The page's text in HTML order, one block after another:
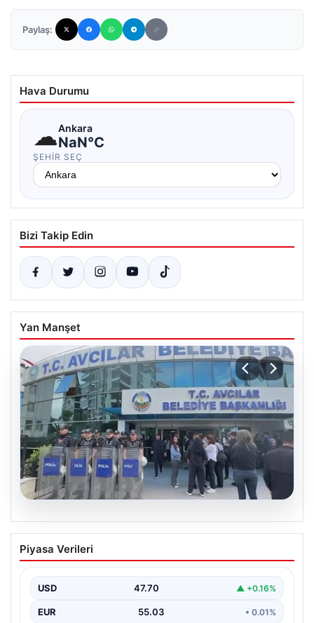
Paylaş:
Hava Durumu
☁Ankara
NaN°C
ŞEHIR SEÇ
Bizi Takip Edin
Yan Manşet
05.08.2026
Avcılar Belediyesi’ne operasyon. 12
şüpheli gözaltına alındı
Piyasa Verileri
USD 47.70 ▲ +0.16%
EUR 55.03 • 0.01%